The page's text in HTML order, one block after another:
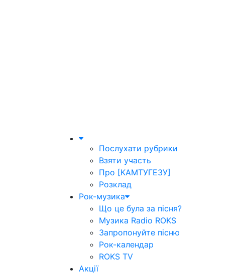
Послухати рубрики
Взяти участь
Про [КАМТУГЕЗУ]
Розклад
Рок-музика
Що це була за пісня?
Музика Radio ROKS
Запропонуйте пісню
Рок-календар
ROKS TV
Акції